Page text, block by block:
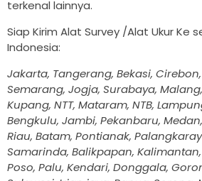
terkenal lainnya.
Siap Kirim Alat Survey /Alat Ukur Ke
Indonesia:
Jakarta, Tangerang, Bekasi,
Semarang, Jogja, Surabaya,
Kupang, NTT, Mataram, NTB,
Bengkulu, Jambi, Pekanbaru,
Riau, Batam, Pontianak,
Samarinda, Balikpapan,
Poso, Palu, Kendari, Donggala,